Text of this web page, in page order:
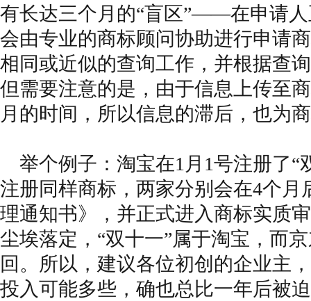
有长达三个月的“盲区”——在申请
会由专业的商标顾问协助进行申请
相同或近似的查询工作，并根据查
但需要注意的是，由于信息上传至
月的时间，所以信息的滞后，也为
举个例子：淘宝在1月1号注册了“
注册同样商标，两家分别会在4个
理通知书》，并正式进入商标实质
尘埃落定，“双十一”属于淘宝，而
回。所以，建议各位初创的企业主
投入可能多些，确也总比一年后被